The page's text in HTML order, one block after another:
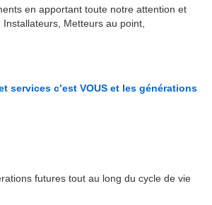
en apportant toute notre attention et
Metteurs au point,
services c’est VOUS et les générations
futures tout au long du cycle de vie